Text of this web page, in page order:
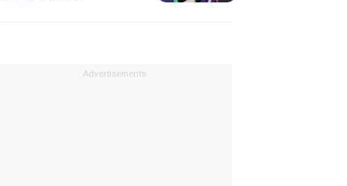
Advertisements